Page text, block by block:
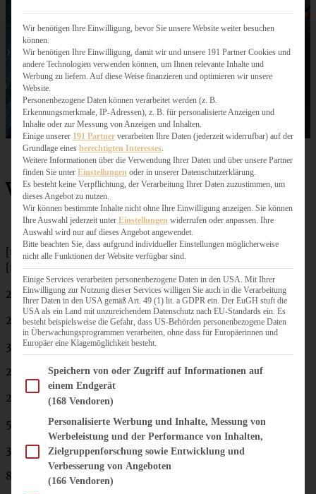
Veganes Chili sin carne
[tabs]
[tab title=”Zutaten”]
2
EL Olivenöl
2 mittelgroße rote Zwiebeln
3 kleine oder zwei größere Knoblauchzehen
2 rote Paprika
2
Tomatenmark
500
Wasser
3
TLGemüsebrühe
80
rote Linsen
Wir benötigen Ihre Einwilligung, bevor Sie unsere Website weiter besuchen
können.
Wir benötigen Ihre Einwilligung, damit wir und unsere 191 Partner Cookies und
andere Technologien verwenden können, um Ihnen relevante Inhalte und
Werbung zu liefern. Auf diese Weise finanzieren und optimieren wir unsere
Website.
Personenbezogene Daten können verarbeitet werden (z. B.
Erkennungsmerkmale, IP-Adressen), z. B. für personalisierte Anzeigen und
Inhalte oder zur Messung von Anzeigen und Inhalten.
Einige unserer 191 Partner verarbeiten Ihre Daten (jederzeit widerrufbar) auf der
Grundlage eines berechtigten Interesses
Weitere Informationen über die Verwendung Ihrer Daten und über unsere Partner
finden Sie unter Einstellungen oder in unserer Datenschutzerklärung.
Es besteht keine Verpflichtung, der Verarbeitung Ihrer Daten zuzustimmen, um
dieses Angebot zu nutzen.
Wir können bestimmte Inhalte nicht ohne Ihre Einwilligung anzeigen. Sie können
Ihre Auswahl jederzeit unter Einstellungen widerrufen oder anpassen. Ihre
Auswahl wird nur auf dieses Angebot angewendet.
Bitte beachten Sie, dass aufgrund individueller Einstellungen möglicherweise
nicht alle Funktionen der Website verfügbar sind.
Einige Services verarbeiten personenbezogene Daten in den USA. Mit Ihrer
Einwilligung zur Nutzung dieser Services willigen Sie auch in die Verarbeitung
Ihrer Daten in den USA gemäß Art. 49 (1) lit. a GDPR ein. Der EuGH stuft die
USA als ein Land mit unzureichendem Datenschutz nach EU-Standards ein. Es
besteht beispielsweise die Gefahr, dass US-Behörden personenbezogene Daten
in Überwachungsprogrammen verarbeiten, ohne dass für Europäerinnen und
Europäer eine Klagemöglichkeit besteht.
Im Folgenden finden Sie eine Liste der Zwecke des IAB Transparency and Consent
Speichern von oder Zugriff auf Informationen auf
einem Endgerät
(168 Vendoren)
Personalisierte Werbung und Inhalte, Messung von
Werbeleistung und der Performance von Inhalten,
Zielgruppenforschung sowie Entwicklung und
Verbesserung von Angeboten
(166 Vendoren)